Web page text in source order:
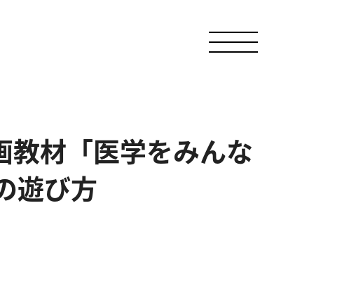
材「医学をみんな
遊び方